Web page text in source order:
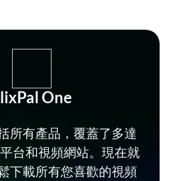
One
所有產品，覆蓋了多達
台和視頻網站。現在就
下載所有您喜歡的視頻